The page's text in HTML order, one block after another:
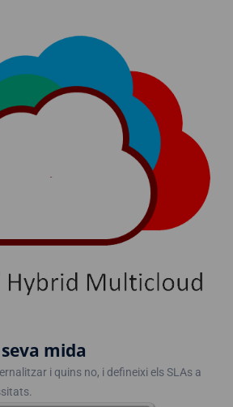
mida
i quins no, i defineixi els SLAs a